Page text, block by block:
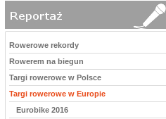
Rowerowe rekordy
Rowerem na biegun
Targi rowerowe w Polsce
Targi rowerowe w Europie
Eurobike 2016